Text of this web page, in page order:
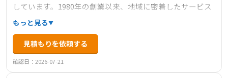
しています。1980年の創業以来、地域に密着したサービス
を提供し、住宅・マンションの外装・内装・塗装等の各種
リフォーム工事、ウッドデッキやカーポート、門扉や外構
等のエクステリア工事、エコキュートやIHでのオール電化
など、幅広い工事に対応しています。特に、窓・ドアリフ
ォームに強みを持ち、YKK AP製品を使用した高品質な施工
もっと見る
見積もりを依頼する
確認日：2026-07-21